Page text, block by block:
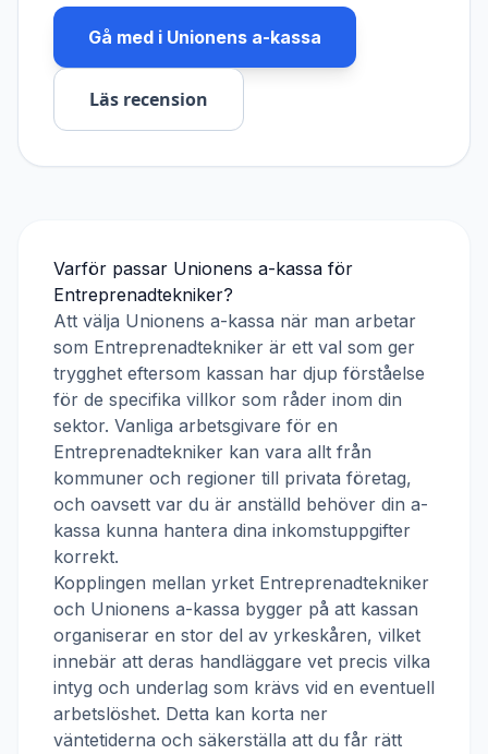
Gå med i Unionens a-kassa
Läs recension
Varför passar Unionens a-kassa för
Entreprenadtekniker?
Att välja Unionens a-kassa när man arbetar
som Entreprenadtekniker är ett val som ger
trygghet eftersom kassan har djup förståelse
för de specifika villkor som råder inom din
sektor. Vanliga arbetsgivare för en
Entreprenadtekniker kan vara allt från
kommuner och regioner till privata företag,
och oavsett var du är anställd behöver din a-
kassa kunna hantera dina inkomstuppgifter
korrekt.
Kopplingen mellan yrket Entreprenadtekniker
och Unionens a-kassa bygger på att kassan
organiserar en stor del av yrkeskåren, vilket
innebär att deras handläggare vet precis vilka
intyg och underlag som krävs vid en eventuell
arbetslöshet. Detta kan korta ner
väntetiderna och säkerställa att du får rätt